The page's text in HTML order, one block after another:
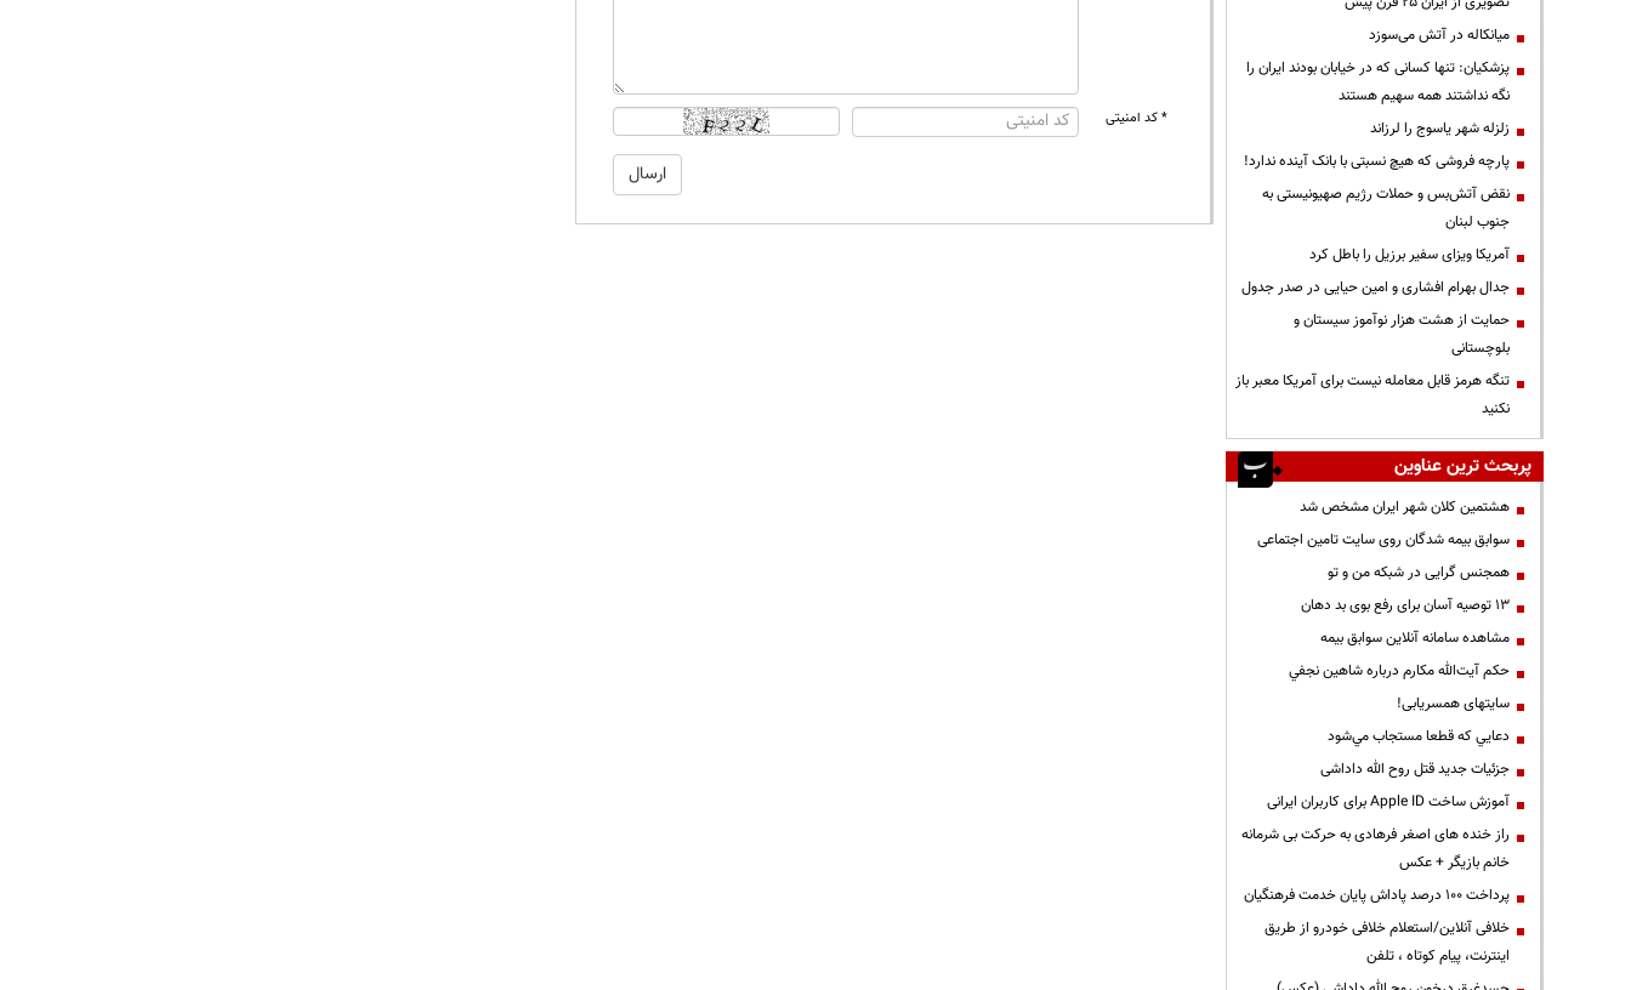
* کد امنیتی
میانکاله در آتش می‌سوزد
پزشکیان: تنها کسانی که در خیابان بودند ایران را
نگه نداشتند همه سهیم هستند
زلزله شهر یاسوج را لرزاند
پارچه فروشی که هیچ نسبتی با بانک آینده ندارد!
نقض آتش‌بس و حملات رژیم صهیونیستی به
جنوب لبنان
آمریکا ویزای سفیر برزیل را باطل کرد
جدال بهرام افشاری و امین حیایی در صدر جدول
حمایت از هشت هزار نوآموز سیستان و
بلوچستانی
تنگه هرمز قابل معامله نیست برای آمریکا معبر باز
نکنید
پربحث ترین عناوین
هشتمین کلان شهر ایران مشخص شد
سوابق بیمه شدگان روی سایت تامین اجتماعی
همجنس گرایی در شبکه من و تو
13 توصیه آسان برای رفع بوی بد دهان
مشاهده سامانه آنلاين سوابق بیمه
حكم آيت‌الله مكارم درباره شاهين نجفي
سایتهای همسریابی!
دعايي كه قطعا مستجاب مي‌شود
جزئیات جدید قتل روح الله داداشی
آموزش ساخت Apple ID برای کاربران ایرانی
راز خنده های اصغر فرهادی به حرکت بی شرمانه
خانم بازیگر + عکس
پرداخت ۱۰۰ درصد پاداش پایان خدمت فرهنگیان
خلافی آنلاین/استعلام خلافی خودرو از طریق
اینترنت، پیام کوتاه ، تلفن